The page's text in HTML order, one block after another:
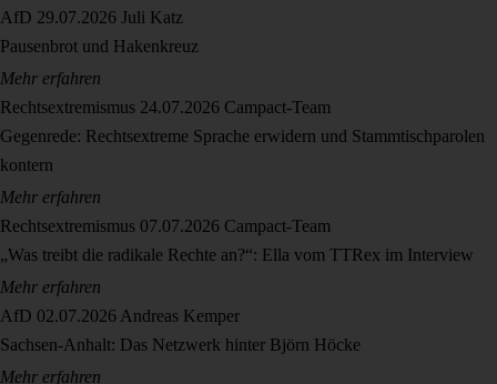
AfD 29.07.2026 Juli Katz
Pausenbrot und Hakenkreuz
Mehr erfahren
Rechtsextremismus 24.07.2026 Campact-Team
Gegenrede: Rechtsextreme Sprache erwidern und Stammtischparolen
kontern
Mehr erfahren
Rechtsextremismus 07.07.2026 Campact-Team
„Was treibt die radikale Rechte an?“: Ella vom TTRex im Interview
Mehr erfahren
AfD 02.07.2026 Andreas Kemper
Sachsen-Anhalt: Das Netzwerk hinter Björn Höcke
Mehr erfahren